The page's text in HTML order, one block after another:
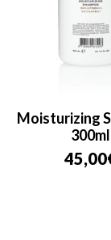
Moisturizing
300ml
45,00